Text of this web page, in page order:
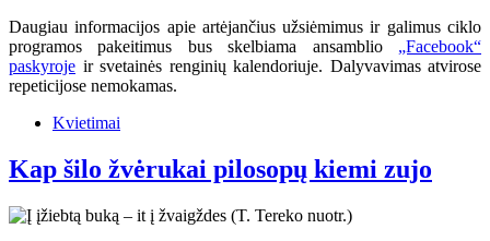
Daugiau informacijos apie artėjančius užsiėmimus ir galimus ciklo
programos pakeitimus bus skelbiama ansamblio „Facebook“
paskyroje ir svetainės renginių kalendoriuje. Dalyvavimas atvirose
repeticijose nemokamas.
Kvietimai
Kap šilo žvėrukai pilosopų kiemi zujo